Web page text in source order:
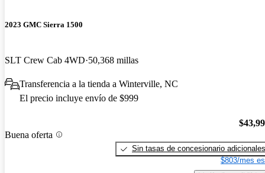
2023 GMC Sierra 1500
SLT Crew Cab 4WD 50,368 millas
Transferencia a la tienda a Winterville, NC
El precio incluye envío de $999
Buena oferta
Sin tasas de concesionario adicionales
$803/mes